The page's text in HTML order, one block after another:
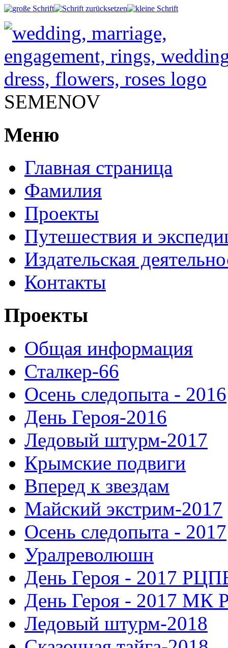
SEMENOV
Меню
Главная страница
Фамилия
Проекты
Путешествия и
Издательская
Контакты
Проекты
Общая информация
Сталкер-66
Осень следопыта - 2016
День Героя-2016
Ледовый штурм-2017
Крымские подвиги
Вперед к звездам
Майский экстрим-2017
Осень следопыта - 2017
Уралреволюшн
День Героя - 2017
День Героя - 2017 МК
Ледовый штурм-2018